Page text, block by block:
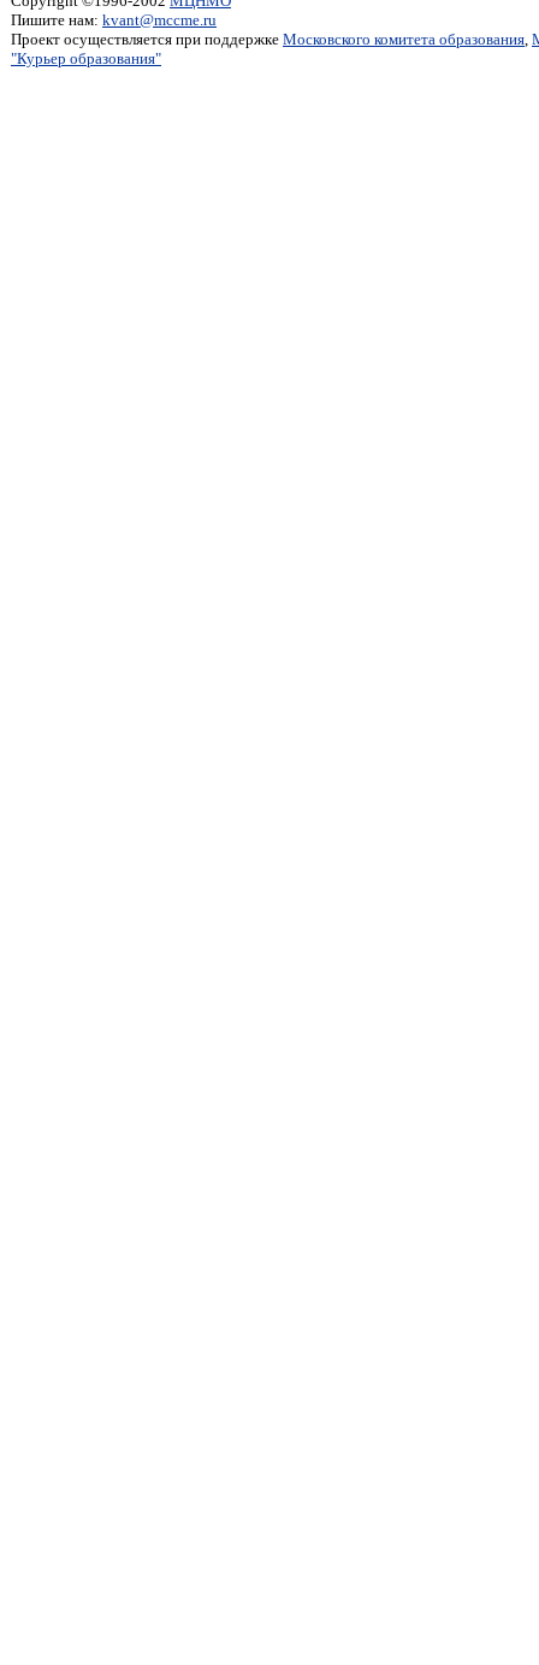
Пишите нам: kvant@mccme.ru
Проект осуществляется при поддержке Московского комитета образования,
"Курьер образования"